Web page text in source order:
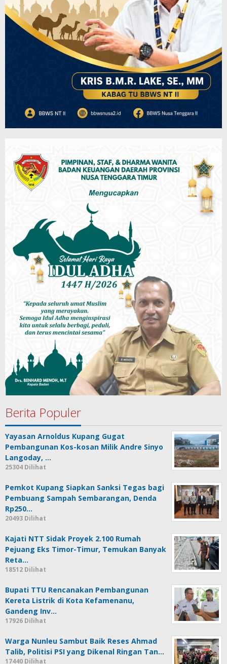
Berita Populer
Yayasan Arnoldus Kupang Gugat
Pembangunan Kos-kosan Milik Andre Sinyo
Langoday, …
25304 Dilihat
Pemkot Kupang Siapkan Sanksi Tegas bagi
Pembuang Sampah Sembarangan, Denda
Rp250…
20493 Dilihat
Kajati NTT Sidak Proyek 2.100 Rumah
Pejuang Eks Timor-Timur, Temukan Banyak
Reta…
18512 Dilihat
Bupati TTU Rencanakan Pembangunan
Kereta Listrik di Kota Kefamenanu,
Gandeng Inv…
17926 Dilihat
Warga Nunleu Sambut Baik Reses Ahmad
Talib, Politisi PSI yang Dikenal Ringan Tan…
17440 Dilihat